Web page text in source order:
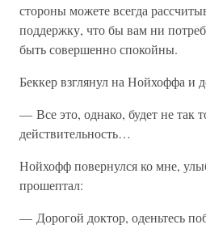
стороны можете всегда
поддержку, что бы вам ни
быть совершенно спокойны.
Беккер взглянул на Нойхоффа и
— Все это, однако, будет не так
действительность…
Нойхофф повернулся ко мне,
прошептал:
— Дорогой доктор, оденьтесь